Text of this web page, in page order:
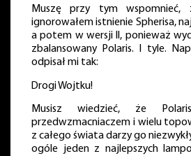
Muszę przy tym wspomnieć,
ignorowałem istnienie Spherisa,
a potem w wersji II, ponieważ
zbalansowany Polaris. I tyle.
odpisał mi tak:
Drogi Wojtku!
Musisz wiedzieć, że
przedwzmacniaczem i wielu
z całego świata darzy go
ogóle jeden z najlepszych